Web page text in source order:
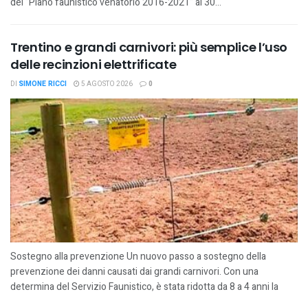
Trentino e grandi carnivori: più semplice l’uso
delle recinzioni elettrificate
DI SIMONE RICCI 5 AGOSTO 2026 0
Sostegno alla prevenzione Un nuovo passo a sostegno della
prevenzione dei danni causati dai grandi carnivori. Con una
determina del Servizio Faunistico, è stata ridotta da 8 a 4 anni la